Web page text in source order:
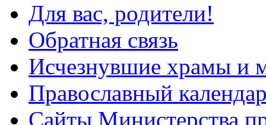
Для вас, родители!
Обратная связь
Исчезнувшие храмы и
Православный
Сайты Министерства